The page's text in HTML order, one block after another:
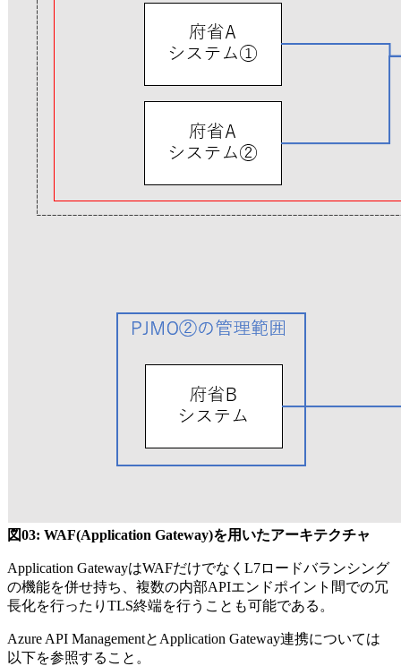
図03: WAF(Application Gateway)を用いたアーキテクチャ
Application GatewayはWAFだけでなくL7ロードバランシング
の機能を併せ持ち、複数の内部APIエンドポイント間での冗
長化を行ったりTLS終端を行うことも可能である。
Azure API ManagementとApplication Gateway連携については
以下を参照すること。